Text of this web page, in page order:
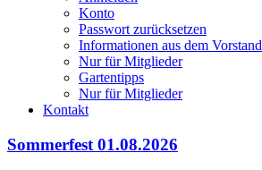
Konto
Passwort zurücksetzen
Informationen aus dem Vorstand
Nur für Mitglieder
Gartentipps
Nur für Mitglieder
Kontakt
Sommerfest 01.08.2026